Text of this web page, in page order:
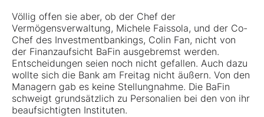
Völlig offen sie aber, ob der Chef der
Vermögensverwaltung, Michele Faissola, und der Co-
Chef des Investmentbankings, Colin Fan, nicht von
der Finanzaufsicht BaFin ausgebremst werden.
Entscheidungen seien noch nicht gefallen. Auch dazu
wollte sich die Bank am Freitag nicht äußern. Von den
Managern gab es keine Stellungnahme. Die BaFin
schweigt grundsätzlich zu Personalien bei den von ihr
beaufsichtigten Instituten.